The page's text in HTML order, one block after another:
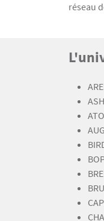
réseau
Bloc(s)
Titre
Texte